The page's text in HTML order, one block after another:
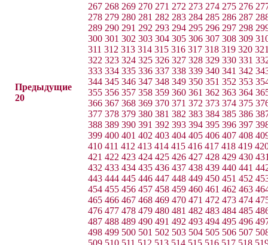
Предыдущие
20
267 268 269 270 271 272 273 274 275 276
278 279 280 281 282 283 284 285 286 287
289 290 291 292 293 294 295 296 297 298
300 301 302 303 304 305 306 307 308 309
311 312 313 314 315 316 317 318 319 320
322 323 324 325 326 327 328 329 330 331
333 334 335 336 337 338 339 340 341 342
344 345 346 347 348 349 350 351 352 353
355 356 357 358 359 360 361 362 363 364
366 367 368 369 370 371 372 373 374 375
377 378 379 380 381 382 383 384 385 386
388 389 390 391 392 393 394 395 396 397
399 400 401 402 403 404 405 406 407 408
410 411 412 413 414 415 416 417 418 419
421 422 423 424 425 426 427 428 429 430
432 433 434 435 436 437 438 439 440 441
443 444 445 446 447 448 449 450 451 452
454 455 456 457 458 459 460 461 462 463
465 466 467 468 469 470 471 472 473 474
476 477 478 479 480 481 482 483 484 485
487 488 489 490 491 492 493 494 495 496
498 499 500 501 502 503 504 505 506 507